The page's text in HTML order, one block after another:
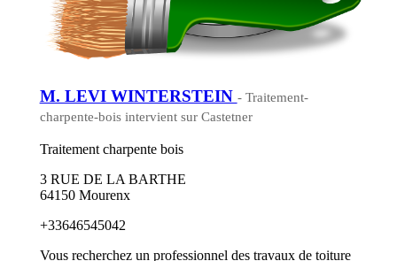
M. LEVI WINTERSTEIN - Traitement-
charpente-bois intervient sur Castetner
Traitement charpente bois
3 RUE DE LA BARTHE
64150 Mourenx
+33646545042
Vous recherchez un professionnel des travaux de toiture